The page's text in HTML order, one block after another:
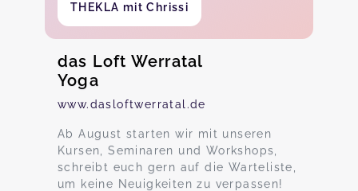
THEKLA mit Chrissi
das Loft Werratal
Yoga
www.dasloftwerratal.de
Ab August starten wir mit unseren
Kursen, Seminaren und Workshops,
schreibt euch gern auf die Warteliste,
um keine Neuigkeiten zu verpassen!